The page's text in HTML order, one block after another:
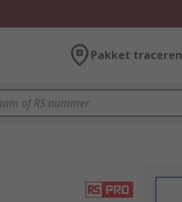
Pakket traceren